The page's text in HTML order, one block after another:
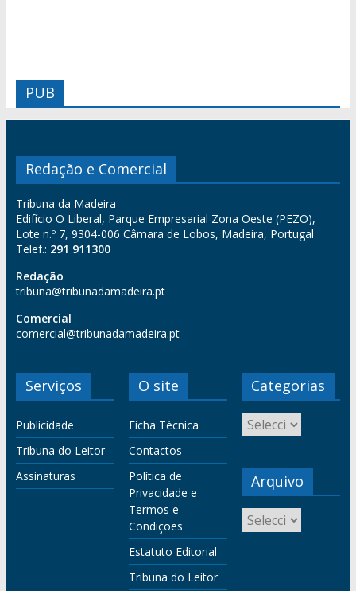
PUB
Redação e Comercial
Tribuna da Madeira
Edifício O Liberal, Parque Empresarial Zona Oeste (PEZO),
Lote n.º 7, 9304-006 Câmara de Lobos, Madeira, Portugal
Telef.: 291 911300
Redação
tribuna@tribunadamadeira.pt
Comercial
comercial@tribunadamadeira.pt
Serviços
Publicidade
Tribuna do Leitor
Assinaturas
O site
Ficha Técnica
Contactos
Política de
Privacidade e
Termos e
Condições
Estatuto Editorial
Tribuna do Leitor
Categorias
Arquivo